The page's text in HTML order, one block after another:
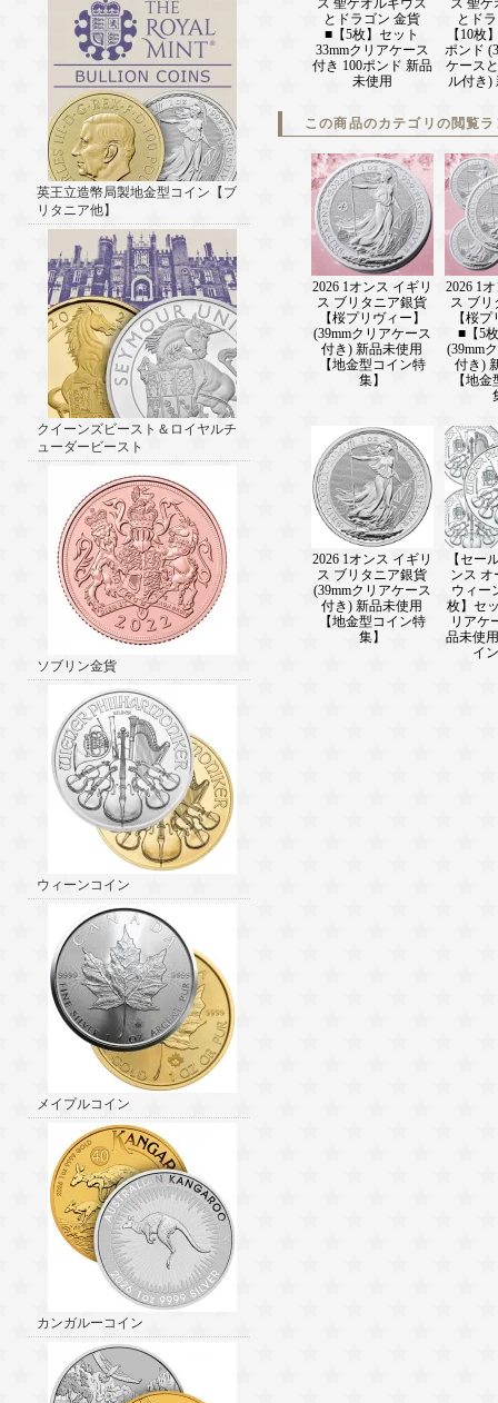
英王立造幣局製地金型コイン【ブ
リタニア他】
クイーンズビースト＆ロイヤルチ
ューダービースト
ソブリン金貨
ウィーンコイン
メイプルコイン
カンガルーコイン
ス 聖ゲオルギウス
とドラゴン 金貨
■【5枚】セット
33mmクリアケース
付き 100ポンド 新品
未使用
ス 聖ゲ
とド
【10枚
ポンド
ケース
ル付き)
この商品のカテゴリの閲覧
2026 1オンス イギリ
ス ブリタニア銀貨
【桜プリヴィー】
(39mmクリアケース
付き) 新品未使用
【地金型コイン特
集】
2026 1
ス ブリ
【桜
■【5
(39mm
付き)
【地
2026 1オンス イギリ
ス ブリタニア銀貨
(39mmクリアケース
付き) 新品未使用
【地金型コイン特
集】
【セー
ンス オ
ウィー
枚】セ
リアケ
品未使
イ